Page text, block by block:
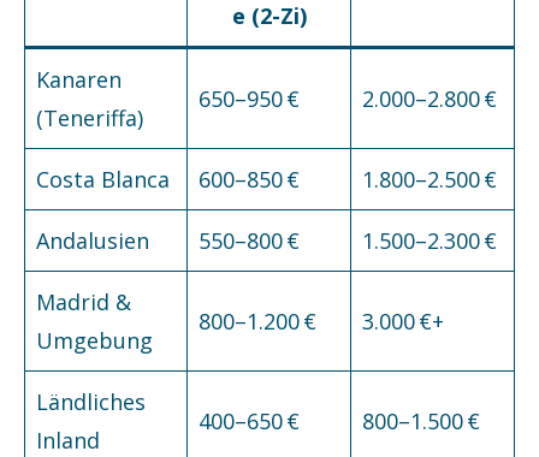
e (2-Zi)
Kanaren
(Teneriffa)
650–950 € 2.000–2.800 €
Costa Blanca 600–850 € 1.800–2.500 €
Andalusien 550–800 € 1.500–2.300 €
Madrid &
Umgebung
800–1.200 € 3.000 €+
Ländliches
Inland
400–650 € 800–1.500 €